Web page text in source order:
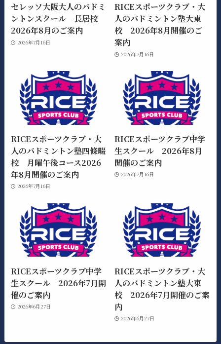
セレッソ大阪大人のバドミ
ントンスクール 長居校
2026年8月のご案内
2026年7月16日
RICEスポーツクラブ・大
人のバドミントン塾大東
校 2026年8月開催のご
案内
2026年7月16日
RICEスポーツクラブ・大
人のバドミントン塾四條畷
校 月曜午後コース2026
年8月開催のご案内
2026年7月16日
RICEスポーツクラブ中学
生スクール 2026年8月
開催のご案内
2026年7月16日
RICEスポーツクラブ中学
生スクール 2026年7月開
催のご案内
2026年6月27日
RICEスポーツクラブ・大
人のバドミントン塾大東
校 2026年7月開催のご案
内
2026年6月27日